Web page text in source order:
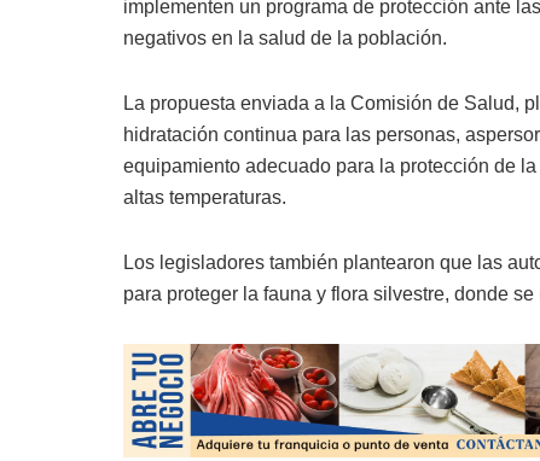
implementen un programa de protección ante
negativos en la salud de la población.
La propuesta enviada a la Comisión de Salud,
hidratación continua para las personas,
equipamiento adecuado para la protección de
altas temperaturas.
Los legisladores también plantearon que las
para proteger la fauna y flora silvestre, donde